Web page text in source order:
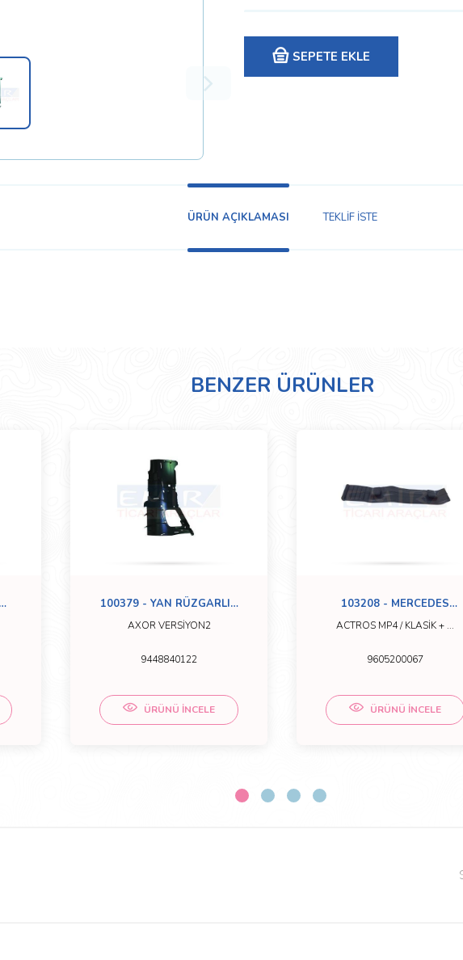
SEPETE EKLE
ÜRÜN AÇIKLAMASI TEKLİF İSTE
BENZER ÜRÜNLER
100379 - YAN RÜZGARLIK
AXOR Y.M İÇ SAĞ
AXOR VERSİYON2
9448840122
ÜRÜNÜ İNCELE
103208 - MERCEDES
ÇAMURLUK LASTİĞİ
AROCS-ACTROS MP4
ACTROS MP4 / KLASİK + ...
9605200067
ÜRÜNÜ İNCELE